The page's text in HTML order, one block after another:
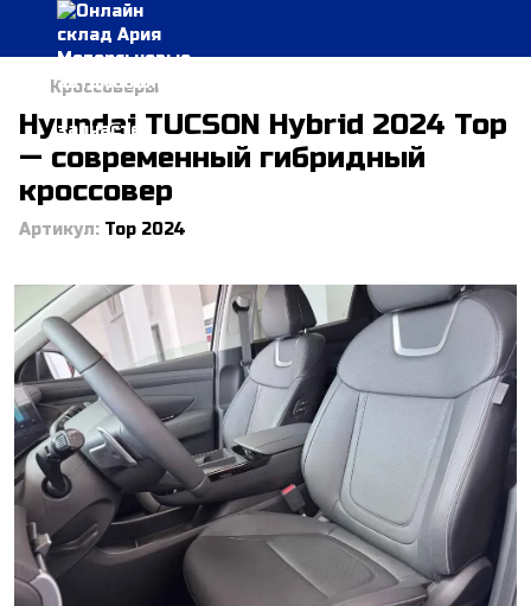
Кроссоверы
Hyundai TUCSON Hybrid 2024 Top
— современный гибридный
кроссовер
Артикул: Top 2024